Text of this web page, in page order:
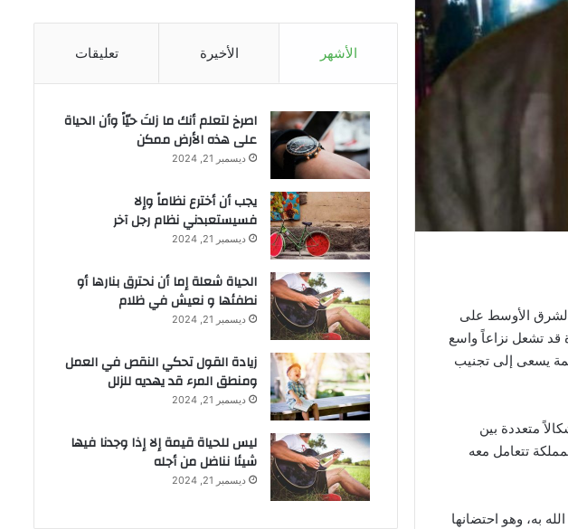
الأوسط على
تشعل نزاعاً واسع
يسعى إلى تجنيب
متعددة بين
تتعامل معه
به، وهو احتضانها
الأشهر الأخيرة تعليقات
‫اصرخ لتعلم أنك ما زلتَ حيّاً وأن الحياة
على هذه الأرض ممكن
ديسمبر 21, 2024
يجب أن أخترع نظاماً وإلا
فسيستعبدني نظام رجل آخر
ديسمبر 21, 2024
الحياة شعلة إما أن نحترق بنارها أو
نطفئها و نعيش في ظلام
ديسمبر 21, 2024
زيادة القول تحكي النقص في العمل
ومنطق المرء قد يهديه للزلل
ديسمبر 21, 2024
ليس للحياة قيمة إلا إذا وجدنا فيها
شيئا نناضل من أجله
ديسمبر 21, 2024